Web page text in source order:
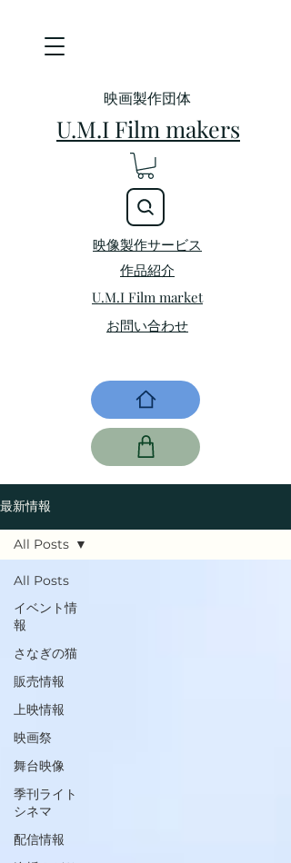
映画製作団体
U.M.I Film makers
映像製作サービス
U.M.I Film market
​作品紹介
お問い合わせ
最新情報
All Posts
イベント情
報
さなぎの猫
販売情報
上映情報
映画祭
舞台映像
季刊ライト
シネマ
配信情報
All Posts